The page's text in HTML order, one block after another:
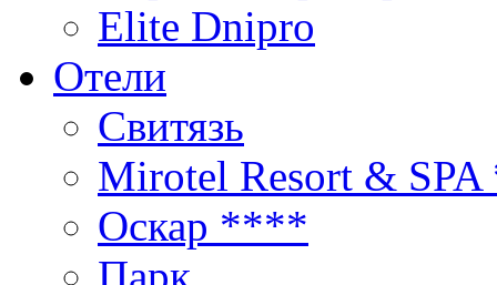
Elite Dnipro
Отели
Свитязь
Mirotel Resort &
Оскар ****